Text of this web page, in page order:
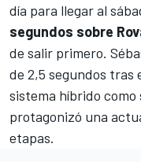
día para llegar al
segundos sobre
de salir primero.
de 2,5 segundos tras
sistema híbrido
protagonizó una
etapas.